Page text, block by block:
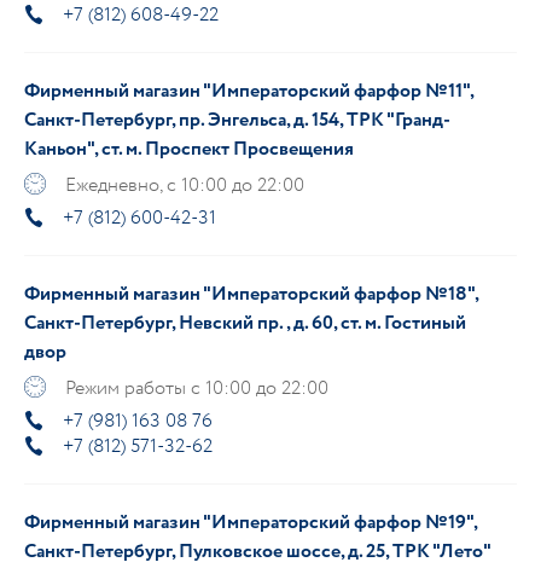
+7 (812) 608-49-22
Фирменный магазин "Императорский фарфор №11",
Санкт-Петербург, пр. Энгельса, д. 154, ТРК "Гранд-
Каньон", ст. м. Проспект Просвещения
Ежедневно, с 10:00 до 22:00
+7 (812) 600-42-31
Фирменный магазин "Императорский фарфор №18",
Санкт-Петербург, Невский пр., д. 60, ст. м. Гостиный
двор
Режим работы с 10:00 до 22:00
+7 (981) 163 08 76
+7 (812) 571-32-62
Фирменный магазин "Императорский фарфор №19",
Санкт-Петербург, Пулковское шоссе, д. 25, ТРК "Лето"